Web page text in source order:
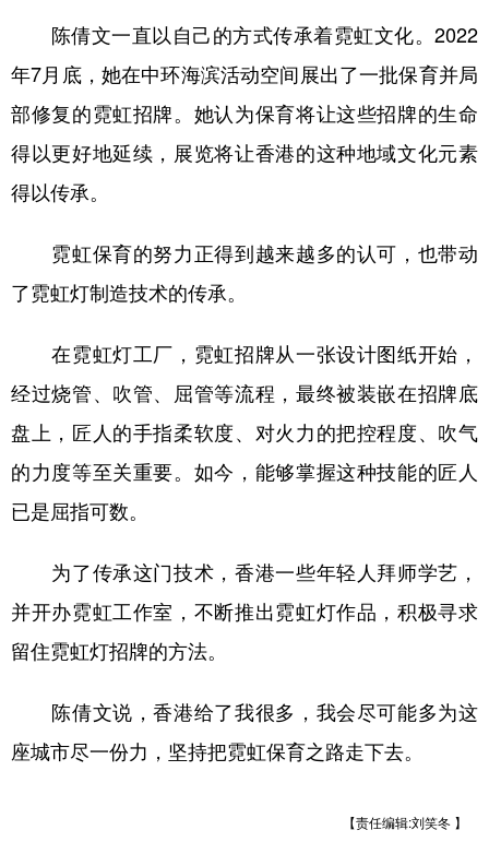
陈倩文一直以自己的方式传承着霓虹文化。2022
年7月底，她在中环海滨活动空间展出了一批保育并局
部修复的霓虹招牌。她认为保育将让这些招牌的生命
得以更好地延续，展览将让香港的这种地域文化元素
得以传承。
霓虹保育的努力正得到越来越多的认可，也带动
了霓虹灯制造技术的传承。
在霓虹灯工厂，霓虹招牌从一张设计图纸开始，
经过烧管、吹管、屈管等流程，最终被装嵌在招牌底
盘上，匠人的手指柔软度、对火力的把控程度、吹气
的力度等至关重要。如今，能够掌握这种技能的匠人
已是屈指可数。
为了传承这门技术，香港一些年轻人拜师学艺，
并开办霓虹工作室，不断推出霓虹灯作品，积极寻求
留住霓虹灯招牌的方法。
陈倩文说，香港给了我很多，我会尽可能多为这
座城市尽一份力，坚持把霓虹保育之路走下去。
【责任编辑:刘笑冬 】